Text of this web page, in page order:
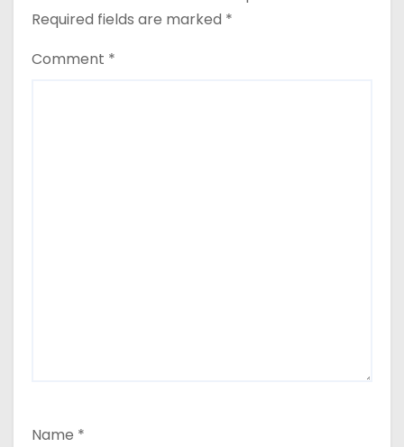
Required fields are marked *
Comment *
Name *